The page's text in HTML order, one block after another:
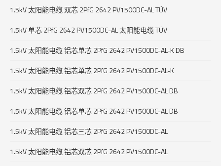
1.5kV 太阳能电缆 双芯 2PfG 2642 PV1500DC-AL TÜV
1.5kV 单芯 2PfG 2642 PV1500DC-AL 太阳能电缆 TÜV
1.5kV 太阳能电缆 铝芯单芯 2PfG 2642 PV1500DC-AL-K DB
1.5kV 太阳能电缆 铝芯单芯 2PfG 2642 PV1500DC-AL-K
1.5kV 太阳能电缆 铝芯双芯 2PfG 2642 PV1500DC-AL DB
1.5kV 太阳能电缆 铝芯单芯 2PfG 2642 PV1500DC-AL DB
1.5kV 太阳能电缆 铝芯三芯 2PfG 2642 PV1500DC-AL
1.5kV 太阳能电缆 铝芯双芯 2PfG 2642 PV1500DC-AL